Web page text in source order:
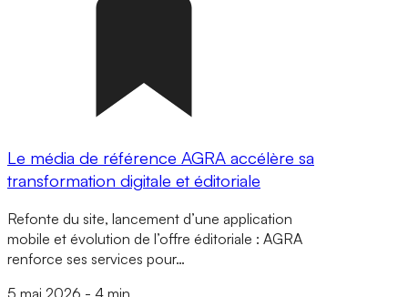
Le média de référence AGRA accélère sa
transformation digitale et éditoriale
Refonte du site, lancement d’une application
mobile et évolution de l’offre éditoriale : AGRA
renforce ses services pour…
5 mai 2026 - 4 min